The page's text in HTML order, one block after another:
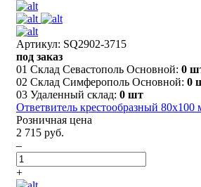
Артикул: SQ2902-3715
под заказ
01 Склад Севастополь Основной: 0
02 Склад Симферополь Основной: 0
03 Удаленный склад: 0 шт
Ответвитель крестообразный
Розничная цена
2 715 руб.
–
+